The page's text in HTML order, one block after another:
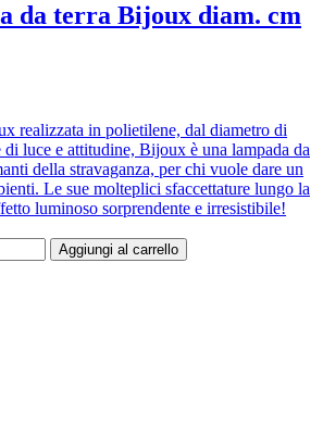
da terra Bijoux diam. cm
realizzata in polietilene, dal diametro di
luce e attitudine, Bijoux è una lampada da
della stravaganza, per chi vuole dare un
Le sue molteplici sfaccettature lungo la
luminoso sorprendente e irresistibile!
Aggiungi al carrello